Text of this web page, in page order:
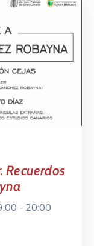
Recuerdos
- 20:00